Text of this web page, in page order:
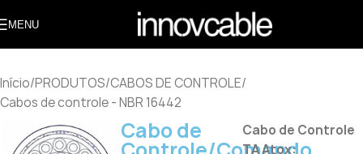
MENU
Início/PRODUTOS/CABOS DE CONTROLE/
Cabos de controle - NBR 16442
Cabo de
Cabo de Controle
TA Atox: